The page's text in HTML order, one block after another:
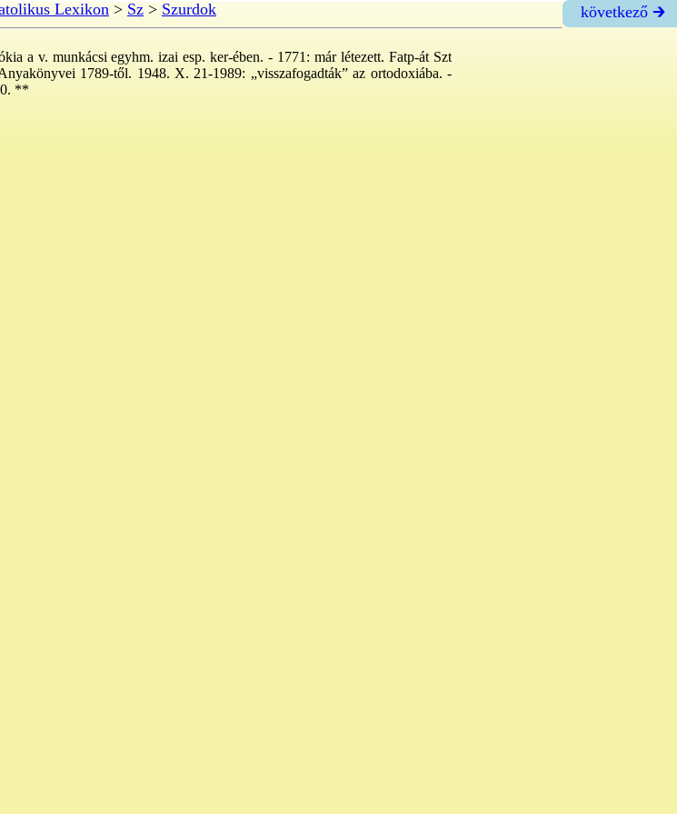
Lexikon> Sz> Szurdok következő 🡲
a v. munkácsi egyhm. izai esp. ker-ében. - 1771: már létezett. Fatp-át Szt
1789-től. 1948. X. 21-1989: „visszafogadták” az ortodoxiába. -
**